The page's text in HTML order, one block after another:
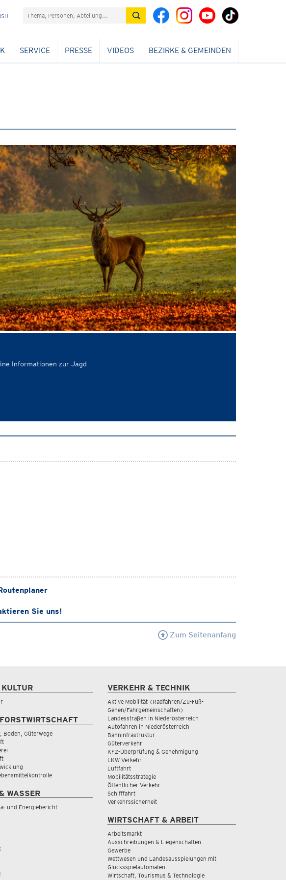
Suchefeld
SERVICE PRESSE VIDEOS BEZIRKE & GEMEINDEN
Informationen zur Jagd
Sie uns!
Zum Seitenanfang
Boden, Güterwege
WASSER
und Energiebericht
VERKEHR & TECHNIK
Aktive Mobilität (Radfahren/Zu-Fuß-
Gehen/Fahrgemeinschaften)
Landesstraßen in Niederösterreich
Autofahren in Niederösterreich
Bahninfrastruktur
Güterverkehr
KFZ-Überprüfung & Genehmigung
LKW Verkehr
Luftfahrt
Mobilitätsstrategie
Öffentlicher Verkehr
Schifffahrt
Verkehrssicherheit
WIRTSCHAFT & ARBEIT
Arbeitsmarkt
Ausschreibungen & Liegenschaften
Gewerbe
Wettwesen und Landesausspielungen mit
Glücksspielautomaten
Wirtschaft, Tourismus & Technologie